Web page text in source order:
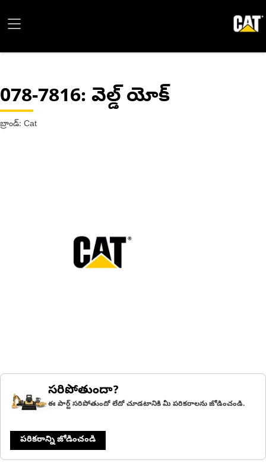
078-7816: వెల్డ్ యోక్
బ్రాండ్: Cat
సరిపోతుందా?
ఈ పార్ట్ సరిపోతుందో లేదో చూడటానికి మీ పరికరాలను జోడించండి.
పరికరాన్ని జోడించండి